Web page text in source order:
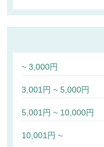
~ 3,000円
3,001円 ~ 5,000円
5,001円 ~ 10,000円
10,001円 ~